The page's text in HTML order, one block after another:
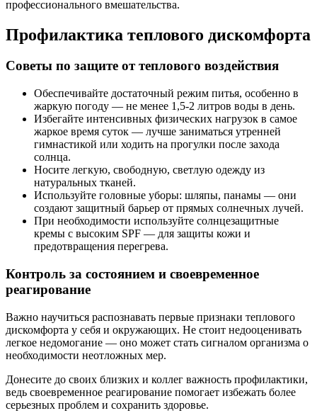
профессионального вмешательства.
Профилактика теплового дискомфорта
Советы по защите от теплового воздействия
Обеспечивайте достаточный режим питья, особенно в
жаркую погоду — не менее 1,5-2 литров воды в день.
Избегайте интенсивных физических нагрузок в самое
жаркое время суток — лучше заниматься утренней
гимнастикой или ходить на прогулки после захода
солнца.
Носите легкую, свободную, светлую одежду из
натуральных тканей.
Используйте головные уборы: шляпы, панамы — они
создают защитный барьер от прямых солнечных лучей.
При необходимости используйте солнцезащитные
кремы с высоким SPF — для защиты кожи и
предотвращения перегрева.
Контроль за состоянием и своевременное
реагирование
Важно научиться распознавать первые признаки теплового
дискомфорта у себя и окружающих. Не стоит недооценивать
легкое недомогание — оно может стать сигналом организма о
необходимости неотложных мер.
Донесите до своих близких и коллег важность профилактики,
ведь своевременное реагирование помогает избежать более
серьезных проблем и сохранить здоровье.